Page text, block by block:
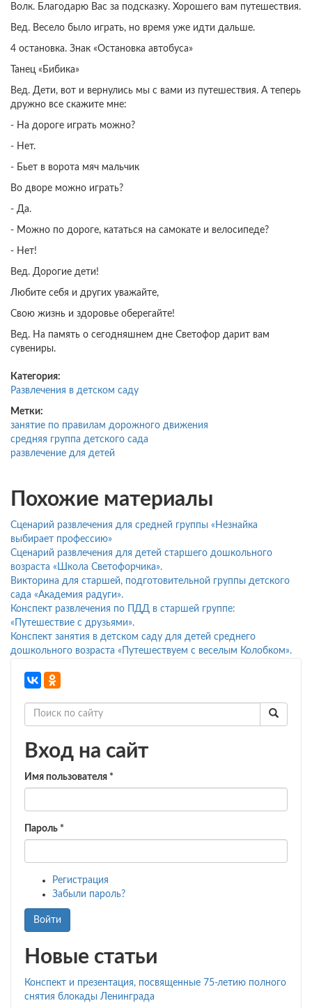
Волк. Благодарю Вас за подсказку. Хорошего вам путешествия.
Вед. Весело было играть, но время уже идти дальше.
4 остановка. Знак «Остановка автобуса»
Танец «Бибика»
Вед. Дети, вот и вернулись мы с вами из путешествия. А теперь
дружно все скажите мне:
- На дороге играть можно?
- Нет.
- Бьет в ворота мяч мальчик
Во дворе можно играть?
- Да.
- Можно по дороге, кататься на самокате и велосипеде?
- Нет!
Вед. Дорогие дети!
Любите себя и других уважайте,
Свою жизнь и здоровье оберегайте!
Вед. На память о сегодняшнем дне Светофор дарит вам
сувениры.
Категория:
Развлечения в детском саду
Метки:
занятие по правилам дорожного движения
средняя группа детского сада
развлечение для детей
Похожие материалы
Сценарий развлечения для средней группы «Незнайка
выбирает профессию»
Сценарий развлечения для детей старшего дошкольного
возраста «Школа Светофорчика».
Викторина для старшей, подготовительной группы детского
сада «Академия радуги».
Конспект развлечения по ПДД в старшей группе:
«Путешествие с друзьями».
Конспект занятия в детском саду для детей среднего
дошкольного возраста «Путешествуем с веселым Колобком».
Вход на сайт
Имя пользователя *
Пароль *
Регистрация
Забыли пароль?
Войти
Новые статьи
Конспект и презентация, посвященные 75-летию полного
снятия блокады Ленинграда